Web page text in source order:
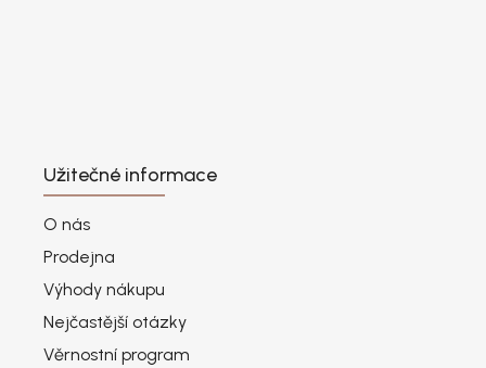
Užitečné informace
O nás
Prodejna
Výhody nákupu
Nejčastější otázky
Věrnostní program